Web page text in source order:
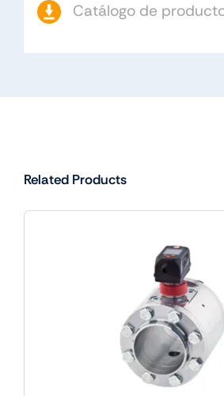
Catálogo de
Related Products